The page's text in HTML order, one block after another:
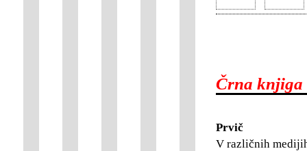
Črna knjiga
Prvič
V različnih